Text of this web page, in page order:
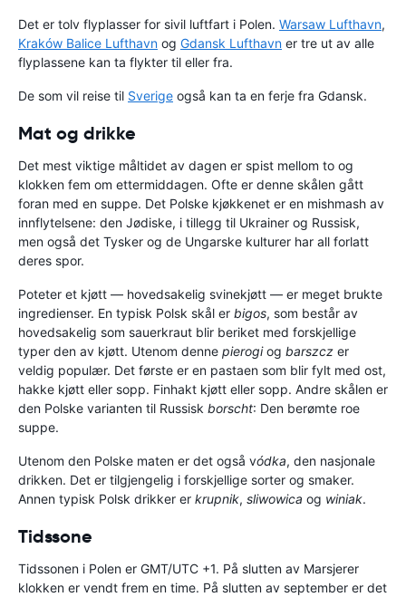
Det er tolv flyplasser for sivil luftfart i Polen. Warsaw Lufthavn,
Kraków Balice Lufthavn og Gdansk Lufthavn er tre ut av alle
flyplassene kan ta flykter til eller fra.
De som vil reise til Sverige også kan ta en ferje fra Gdansk.
Mat og drikke
Det mest viktige måltidet av dagen er spist mellom to og
klokken fem om ettermiddagen. Ofte er denne skålen gått
foran med en suppe. Det Polske kjøkkenet er en mishmash av
innflytelsene: den Jødiske, i tillegg til Ukrainer og Russisk,
men også det Tysker og de Ungarske kulturer har all forlatt
deres spor.
Poteter et kjøtt — hovedsakelig svinekjøtt — er meget brukte
ingredienser. En typisk Polsk skål er bigos, som består av
hovedsakelig som sauerkraut blir beriket med forskjellige
typer den av kjøtt. Utenom denne pierogiog barszcz er
veldig populær. Det første er en pastaen som blir fylt med ost,
hakke kjøtt eller sopp. Finhakt kjøtt eller sopp. Andre skålen er
den Polske varianten til Russisk borscht: Den berømte roe
suppe.
Utenom den Polske maten er det også vódka, den nasjonale
drikken. Det er tilgjengelig i forskjellige sorter og smaker.
Annen typisk Polsk drikker er krupnik, sliwowica og winiak.
Tidssone
Tidssonen i Polen er GMT/UTC +1. På slutten av Marsjerer
klokken er vendt frem en time. På slutten av september er det